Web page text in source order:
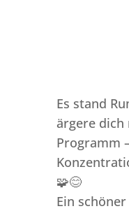
Es stand
ärgere dich
Programm
🧩😊
Ein